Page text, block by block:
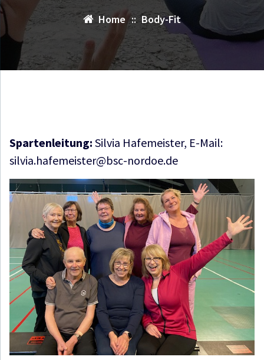
Home :: Body-Fit
Spartenleitung: Silvia Hafemeister, E-Mail:
silvia.hafemeister@bsc-nordoe.de